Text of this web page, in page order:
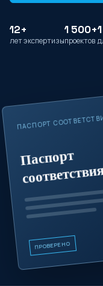
12+
лет экспертизы
1 500+
проектов
ПАСПОРТ
Паспорт
ПРОВЕРЕНО